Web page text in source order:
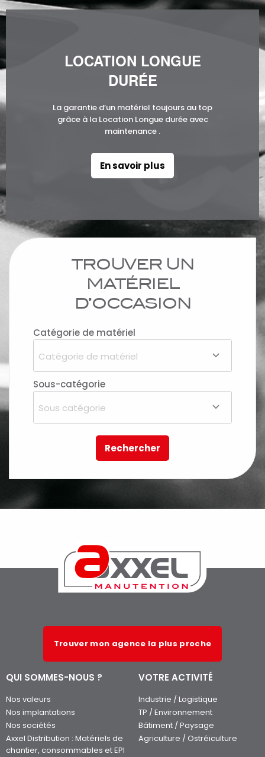
LOCATION LONGUE
DURÉE
La garantie d’un matériel toujours au top
grâce à la Location Longue durée avec
maintenance .
En savoir plus
TROUVER UN
MATÉRIEL
D’OCCASION
Catégorie de matériel
Catégorie de matériel
Sous-catégorie
Sous catégorie
Rechercher
Trouver mon agence la plus proche
QUI SOMMES-NOUS ?
Nos valeurs
Nos implantations
Nos sociétés
Axxel Distribution : Matériels de
chantier, consommables et EPI
VOTRE ACTIVITÉ
Industrie / Logistique
TP / Environnement
Bâtiment / Paysage
Agriculture / Ostréiculture